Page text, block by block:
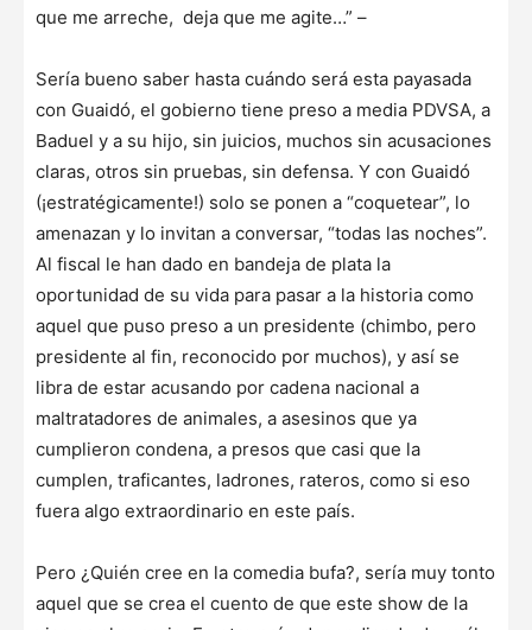
que me arreche, deja que me agite…” –
Sería bueno saber hasta cuándo será esta payasada
con Guaidó, el gobierno tiene preso a media PDVSA, a
Baduel y a su hijo, sin juicios, muchos sin acusaciones
claras, otros sin pruebas, sin defensa. Y con Guaidó
(¡estratégicamente!) solo se ponen a “coquetear”, lo
amenazan y lo invitan a conversar, “todas las noches”.
Al fiscal le han dado en bandeja de plata la
oportunidad de su vida para pasar a la historia como
aquel que puso preso a un presidente (chimbo, pero
presidente al fin, reconocido por muchos), y así se
libra de estar acusando por cadena nacional a
maltratadores de animales, a asesinos que ya
cumplieron condena, a presos que casi que la
cumplen, traficantes, ladrones, rateros, como si eso
fuera algo extraordinario en este país.
Pero ¿Quién cree en la comedia bufa?, sería muy tonto
aquel que se crea el cuento de que este show de la